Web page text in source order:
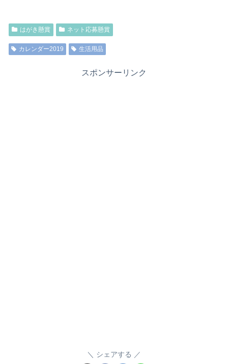
はがき懸賞 ネット応募懸賞
カレンダー2019 生活用品
スポンサーリンク
シェアする